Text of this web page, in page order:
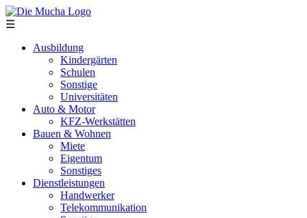
Direkt zum Inhalt
☰
Ausbildung
Kindergärten
Schulen
Sonstige
Universitäten
Auto & Motor
KFZ-Werkstätten
Bauen & Wohnen
Miete
Eigentum
Sonstiges
Dienstleistungen
Handwerker
Telekommunikation